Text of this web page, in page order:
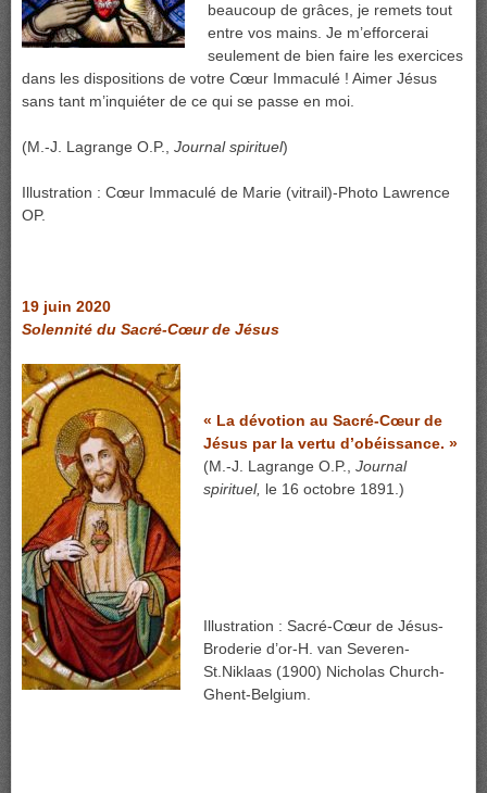
beaucoup de grâces, je remets tout
entre vos mains. Je m’efforcerai
seulement de bien faire les exercices
dans les dispositions de votre Cœur Immaculé ! Aimer Jésus
sans tant m’inquiéter de ce qui se passe en moi.
(M.-J. Lagrange O.P., Journal spirituel)
Illustration : Cœur Immaculé de Marie (vitrail)-Photo Lawrence
OP.
19 juin 2020
Solennité du Sacré-Cœur de Jésus
« La dévotion au Sacré-Cœur de
Jésus par la vertu d’obéissance. »
(M.-J. Lagrange O.P., Journal
spirituel, le 16 octobre 1891.)
Illustration : Sacré-Cœur de Jésus-
Broderie d’or-H. van Severen-
St.Niklaas (1900) Nicholas Church-
Ghent-Belgium.